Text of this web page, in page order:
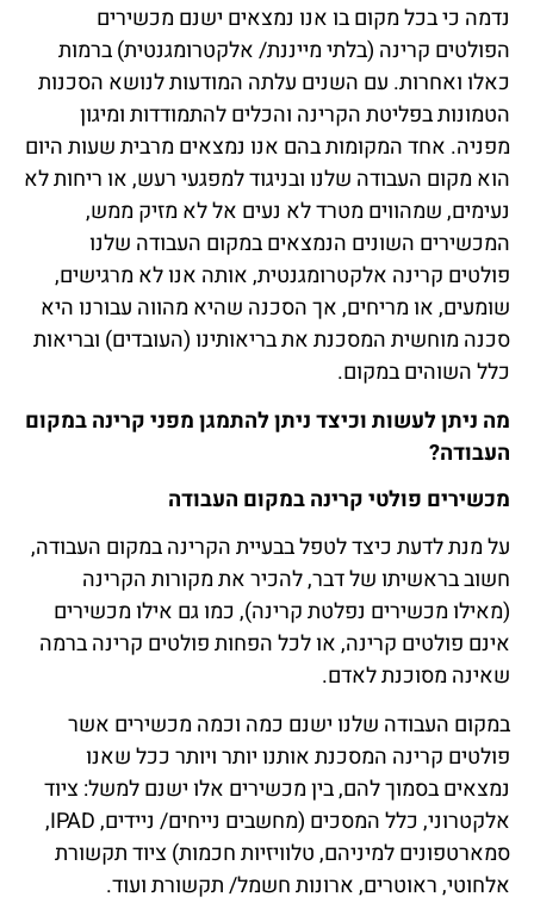
נדמה כי בכל מקום בו אנו נמצאים ישנם מכשירים
הפולטים קרינה (בלתי מייננת/ אלקטרומגנטית) ברמות
כאלו ואחרות. עם השנים עלתה המודעות לנושא הסכנות
הטמונות בפליטת הקרינה והכלים להתמודדות ומיגון
מפניה. אחד המקומות בהם אנו נמצאים מרבית שעות היום
הוא מקום העבודה שלנו ובניגוד למפגעי רעש, או ריחות לא
נעימים, שמהווים מטרד לא נעים אל לא מזיק ממש,
המכשירים השונים הנמצאים במקום העבודה שלנו
פולטים קרינה אלקטרומגנטית, אותה אנו לא מרגישים,
שומעים, או מריחים, אך הסכנה שהיא מהווה עבורנו היא
סכנה מוחשית המסכנת את בריאותינו (העובדים) ובריאות
כלל השוהים במקום.
מה ניתן לעשות וכיצד ניתן להתמגן מפני קרינה במקום
העבודה?
מכשירים פולטי קרינה במקום העבודה
על מנת לדעת כיצד לטפל בבעיית הקרינה במקום העבודה,
חשוב בראשיתו של דבר, להכיר את מקורות הקרינה
(מאילו מכשירים נפלטת קרינה), כמו גם אילו מכשירים
אינם פולטים קרינה, או לכל הפחות פולטים קרינה ברמה
שאינה מסוכנת לאדם.
במקום העבודה שלנו ישנם כמה וכמה מכשירים אשר
פולטים קרינה המסכנת אותנו יותר ויותר ככל שאנו
נמצאים בסמוך להם, בין מכשירים אלו ישנם למשל: ציוד
אלקטרוני, כלל המסכים (מחשבים נייחים/ ניידים, IPAD,
סמארטפונים למיניהם, טלוויזיות חכמות) ציוד תקשורת
אלחוטי, ראוטרים, ארונות חשמל/ תקשורת ועוד.